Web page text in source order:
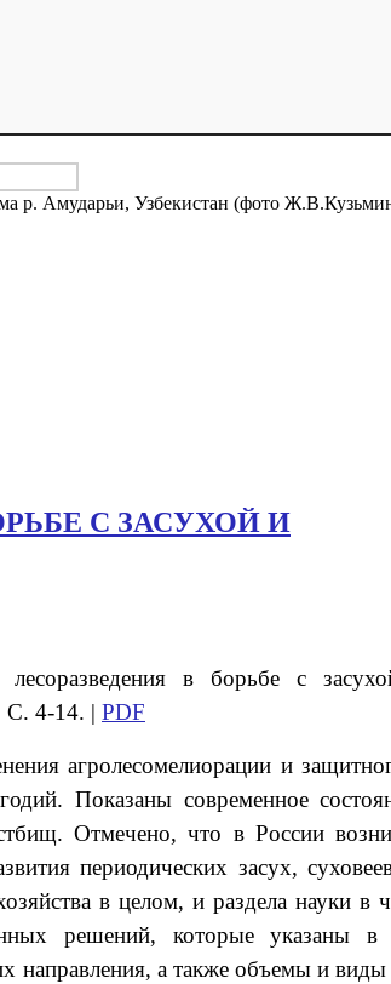
р. Амударьи, Узбекистан (фото
С ЗАСУХОЙ И
в борьбе с
С. 4-14. | PDF
агролесомелиорации и
Показаны современное
Отмечено, что в России
периодических засух,
в целом, и раздела науки в
решений, которые указаны в
направления, а также объемы и